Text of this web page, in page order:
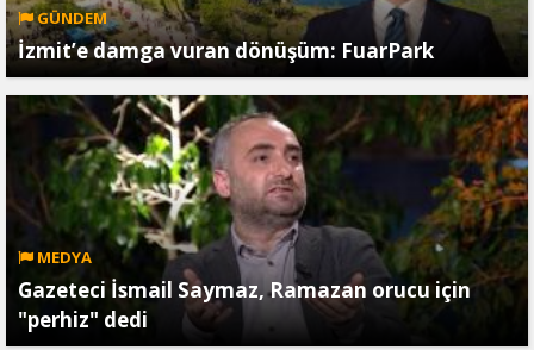
GÜNDEM
İzmit’e damga vuran dönüşüm: FuarPark
MEDYA
Gazeteci İsmail Saymaz, Ramazan orucu için
"perhiz" dedi